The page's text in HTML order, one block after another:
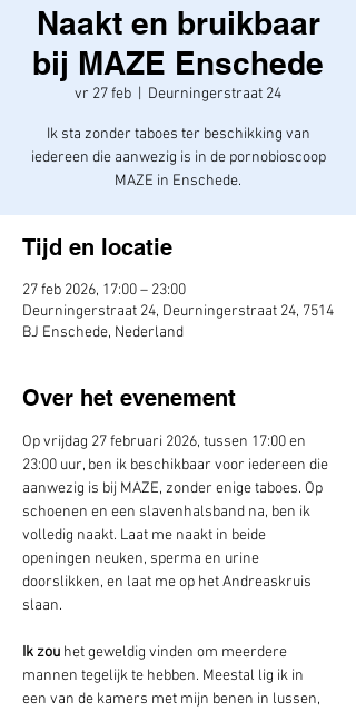
Naakt en bruikbaar
bij MAZE Enschede
vr 27 feb Deurningerstraat 24
Ik sta zonder taboes ter beschikking van
iedereen die aanwezig is in de pornobioscoop
MAZE in Enschede.
Tijd en locatie
27 feb 2026, 17:00 – 23:00
Deurningerstraat 24, Deurningerstraat 24, 7514
BJ Enschede, Nederland
Over het evenement
Op vrijdag 27 februari 2026, tussen 17:00 en
23:00 uur, ben ik beschikbaar voor iedereen die
aanwezig is bij MAZE, zonder enige taboes. Op
schoenen en een slavenhalsband na, ben ik
volledig naakt. Laat me naakt in beide
openingen neuken, sperma en urine
doorslikken, en laat me op het Andreaskruis
slaan.
Ik zou het geweldig vinden om meerdere
mannen tegelijk te hebben. Meestal lig ik in
een van de kamers met mijn benen in lussen,